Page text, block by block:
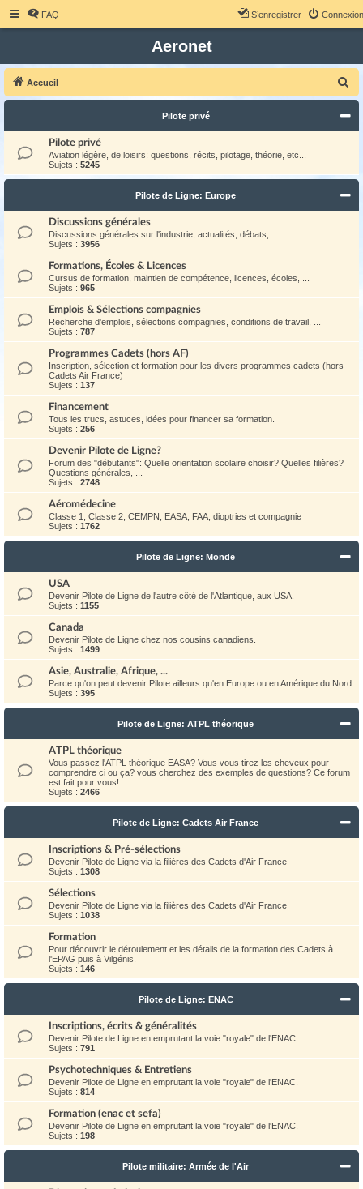
FAQ Connexion
S’enregistrer
Aeronet
Accueil
e
r
c
r
Pilote privé
Pilote privé
Aviation légère, de loisirs: questions, récits, pilotage, théorie, etc...
Sujets : 5245
Pilote de Ligne: Europe
Discussions générales
Discussions générales sur l'industrie, actualités, débats, ...
Sujets : 3956
Formations, Écoles & Licences
Cursus de formation, maintien de compétence, licences, écoles, ...
Sujets : 965
Emplois & Sélections compagnies
Recherche d'emplois, sélections compagnies, conditions de travail, ...
Sujets : 787
Programmes Cadets (hors AF)
Inscription, sélection et formation pour les divers programmes cadets (hors
Cadets Air France)
Sujets : 137
Financement
Tous les trucs, astuces, idées pour financer sa formation.
Sujets : 256
Devenir Pilote de Ligne?
Forum des "débutants": Quelle orientation scolaire choisir? Quelles filières?
Questions générales, ...
Sujets : 2748
Aéromédecine
Classe 1, Classe 2, CEMPN, EASA, FAA, dioptries et compagnie
Sujets : 1762
Pilote de Ligne: Monde
USA
Devenir Pilote de Ligne de l'autre côté de l'Atlantique, aux USA.
Sujets : 1155
Canada
Devenir Pilote de Ligne chez nos cousins canadiens.
Sujets : 1499
Asie, Australie, Afrique, ...
Parce qu'on peut devenir Pilote ailleurs qu'en Europe ou en Amérique du Nord
Sujets : 395
Pilote de Ligne: ATPL théorique
ATPL théorique
Vous passez l'ATPL théorique EASA? Vous vous tirez les cheveux pour
comprendre ci ou ça? vous cherchez des exemples de questions? Ce forum
est fait pour vous!
Sujets : 2466
Pilote de Ligne: Cadets Air France
Inscriptions & Pré-sélections
Devenir Pilote de Ligne via la filières des Cadets d'Air France
Sujets : 1308
Sélections
Devenir Pilote de Ligne via la filières des Cadets d'Air France
Sujets : 1038
Formation
Pour découvrir le déroulement et les détails de la formation des Cadets à
l'EPAG puis à Vilgénis.
Sujets : 146
Pilote de Ligne: ENAC
Inscriptions, écrits & généralités
Devenir Pilote de Ligne en emprutant la voie "royale" de l'ENAC.
Sujets : 791
Psychotechniques & Entretiens
Devenir Pilote de Ligne en emprutant la voie "royale" de l'ENAC.
Sujets : 814
Formation (enac et sefa)
Devenir Pilote de Ligne en emprutant la voie "royale" de l'ENAC.
Sujets : 198
Pilote militaire: Armée de l'Air